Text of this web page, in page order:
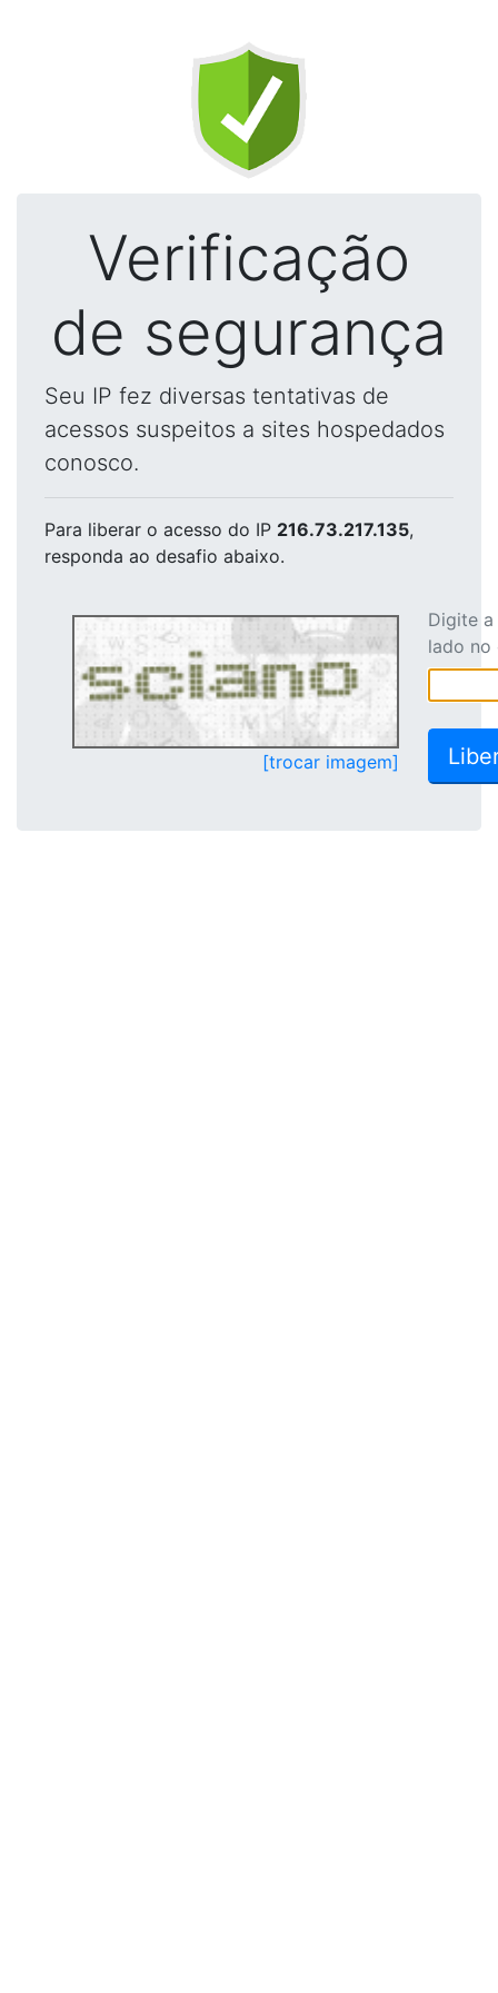
Verificação
de segurança
Seu IP fez diversas tentativas de
acessos suspeitos a sites hospedados
conosco.
Para liberar o acesso do IP 216.73.217.135,
responda ao desafio abaixo.
[trocar imagem]
Digite
lado no